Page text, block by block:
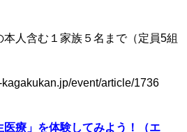
人含む１家族５名まで（定員5組
event/article/1736
療」を体験してみよう！（エ